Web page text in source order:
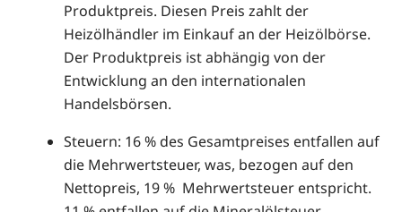
Produktpreis. Diesen Preis zahlt der
Heizölhändler im Einkauf an der Heizölbörse.
Der Produktpreis ist abhängig von der
Entwicklung an den internationalen
Handelsbörsen.
Steuern: 16 % des Gesamtpreises entfallen auf
die Mehrwertsteuer, was, bezogen auf den
Nettopreis, 19 % Mehrwertsteuer entspricht.